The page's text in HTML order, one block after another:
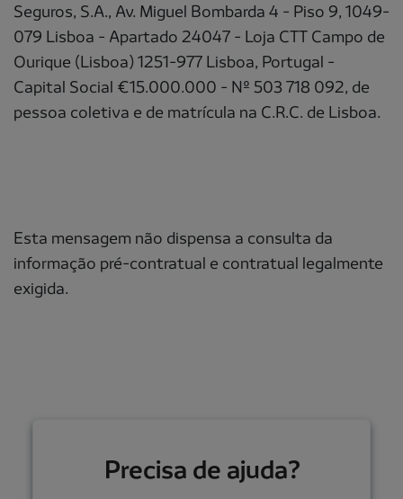
Seguros, S.A., Av. Miguel Bombarda 4 - Piso 9, 1049-
079 Lisboa - Apartado 24047 - Loja CTT Campo de
Ourique (Lisboa) 1251-977 Lisboa, Portugal -
Capital Social €15.000.000 - Nº 503 718 092, de
pessoa coletiva e de matrícula na C.R.C. de Lisboa.
Esta mensagem não dispensa a consulta da
informação pré-contratual e contratual legalmente
exigida.
Precisa de ajuda?